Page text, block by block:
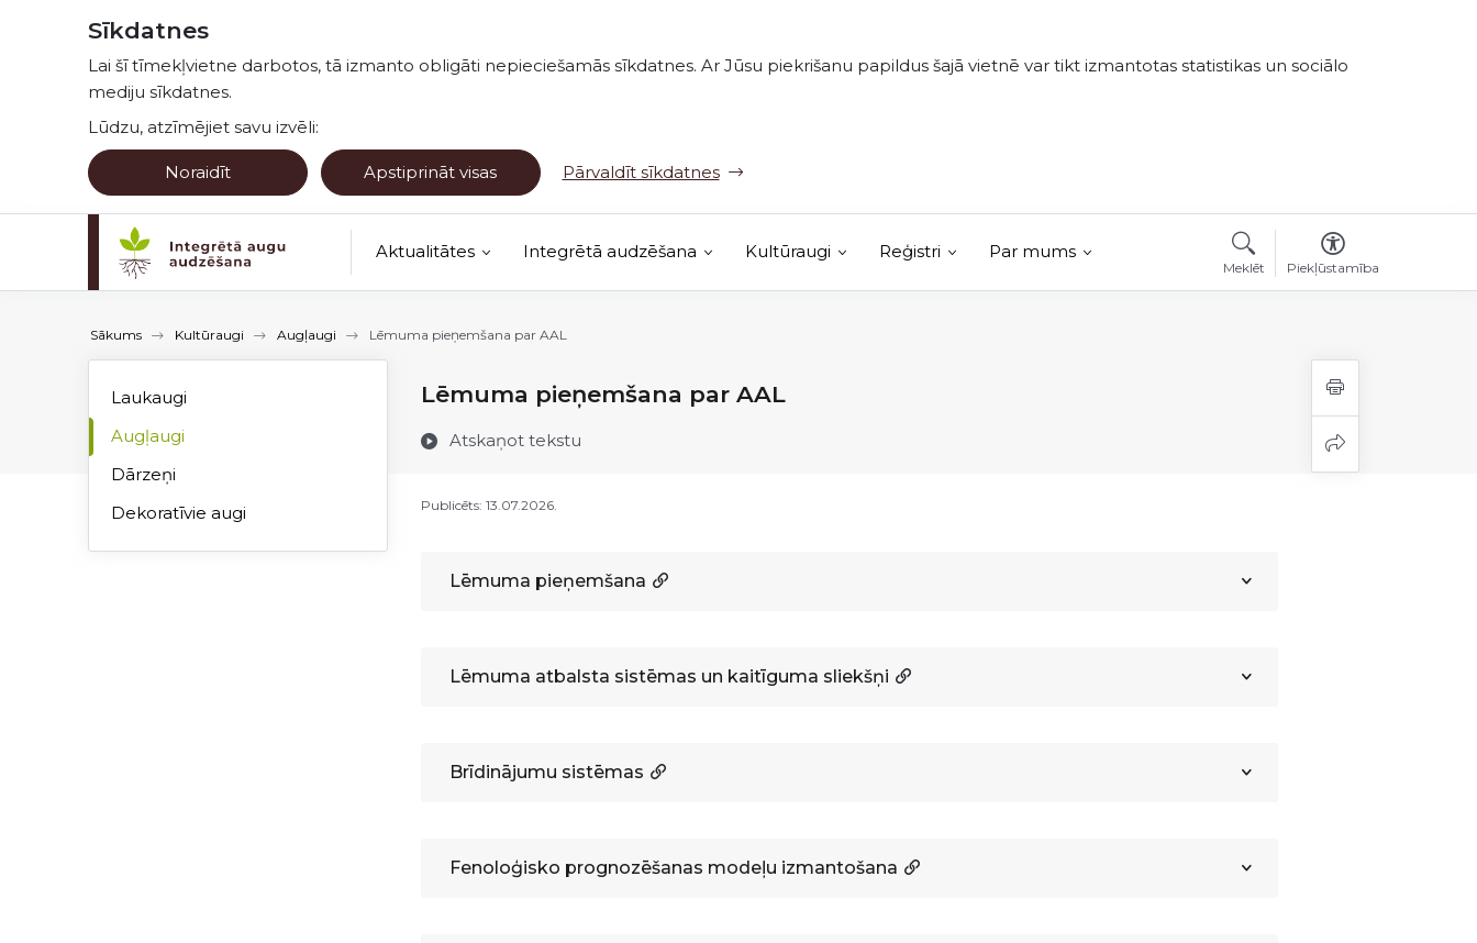
Sīkdatnes
Lai šī tīmekļvietne darbotos, tā izmanto obligāti nepieciešamās sīkdatnes. Ar Jūsu piekrišanu papildus šajā vietnē var tikt izmantotas statistikas un sociālo
mediju sīkdatnes.
Lūdzu, atzīmējiet savu izvēli:
Noraidīt Apstiprināt visas Pārvaldīt sīkdatnes
Aktualitātes Integrētā audzēšana Kultūraugi Reģistri Par mums
Kultūraugu novērojumu karte
Meklēt Piekļūstamība
Sākums Kultūraugi Augļaugi Lēmuma pieņemšana par AAL
Lēmuma pieņemšana par AAL
Atskaņot tekstu
Laukaugi
Augļaugi
Dārzeņi
Dekoratīvie augi
Publicēts: 13.07.2026.
Lēmuma pieņemšana
Lēmuma atbalsta sistēmas un kaitīguma sliekšņi
Brīdinājumu sistēmas
Fenoloģisko prognozēšanas modeļu izmantošana